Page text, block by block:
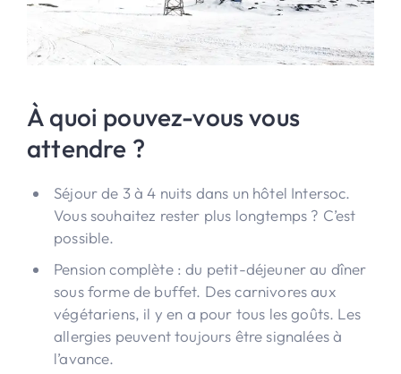
À quoi pouvez-vous vous
attendre ?
Séjour de 3 à 4 nuits dans un hôtel Intersoc.
Vous souhaitez rester plus longtemps ? C’est
possible.
Pension complète : du petit-déjeuner au dîner
sous forme de buffet. Des carnivores aux
végétariens, il y en a pour tous les goûts. Les
allergies peuvent toujours être signalées à
l’avance.